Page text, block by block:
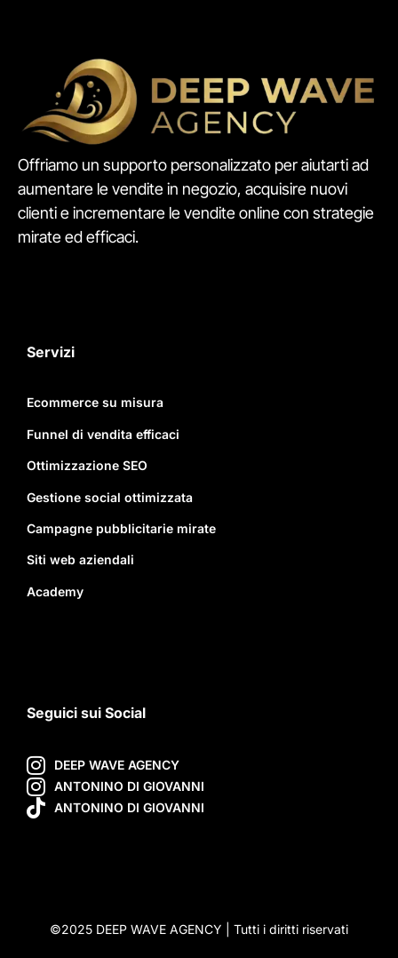
Offriamo un supporto personalizzato per aiutarti ad
aumentare le vendite in negozio, acquisire nuovi
clienti e incrementare le vendite online con strategie
mirate ed efficaci.
Servizi
Ecommerce su misura
Funnel di vendita efficaci
Ottimizzazione SEO
Gestione social ottimizzata
Campagne pubblicitarie mirate
Siti web aziendali
Academy
Seguici sui Social
DEEP WAVE AGENCY
ANTONINO DI GIOVANNI
ANTONINO DI GIOVANNI
©2025 DEEP WAVE AGENCY | Tutti i diritti riservati